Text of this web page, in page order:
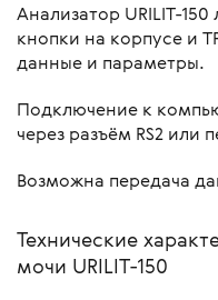
Анализатор URILIT-
кнопки на корпусе и
данные и параметры.
Подключение к
через разъём RS2 или
Возможна передача
Технические
мочи URILIT-150